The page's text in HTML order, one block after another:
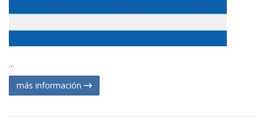
...
más información